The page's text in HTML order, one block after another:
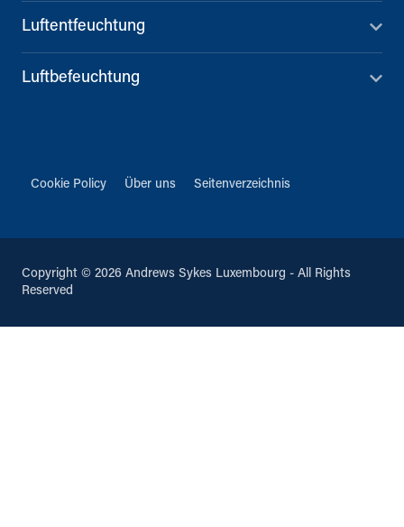
Luftentfeuchtung
Luftbefeuchtung
Cookie Policy Über uns Seitenverzeichnis
Copyright © 2026 Andrews Sykes Luxembourg - All Rights
Reserved